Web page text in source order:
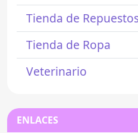
Tienda de
Tienda de Ropa
Veterinario
ENLACES